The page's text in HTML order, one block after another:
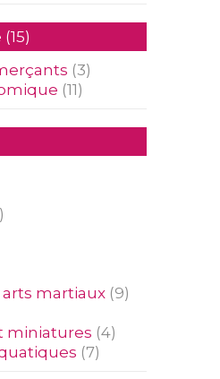
(15)
(3)
(11)
martiaux (9)
miniatures (4)
(7)